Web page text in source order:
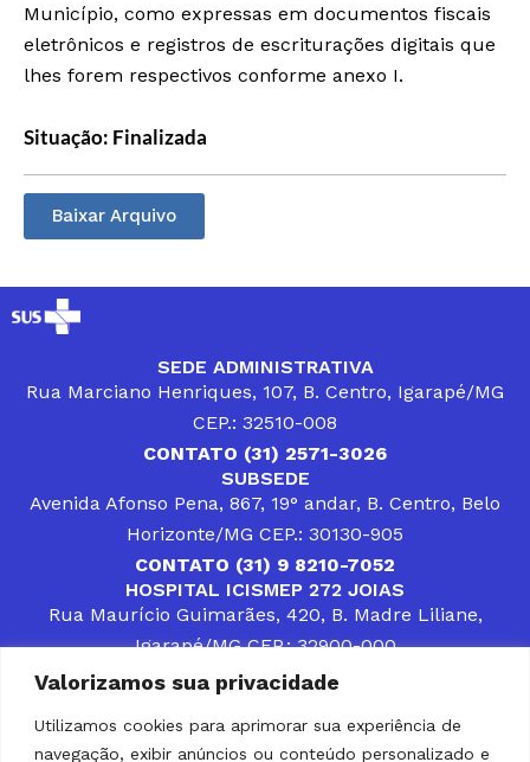
Valorizamos sua privacidade
Utilizamos cookies para aprimorar sua experiência de
navegação, exibir anúncios ou conteúdo personalizado e
Município, como expressas em documentos fiscais
eletrônicos e registros de escriturações digitais que
lhes forem respectivos conforme anexo I.
Situação: Finalizada
Baixar Arquivo
SEDE ADMINISTRATIVA
Rua Marciano Henriques, 107, B. Centro, Igarapé/MG
CEP.: 32510-008
CONTATO (31) 2571-3026
SUBSEDE
Avenida Afonso Pena, 867, 19° andar, B. Centro, Belo
Horizonte/MG CEP.: 30130-905
CONTATO (31) 9 8210-7052
HOSPITAL ICISMEP 272 JOIAS
Rua Maurício Guimarães, 420, B. Madre Liliane,
Igarapé/MG CEP.: 32900-000
CONTATOS (31) 3512-4400 ou (31) 9 8309-8660
DESENVOLVER SOLUÇÕES, AÇÕES E SERVIÇOS
PÚBLICOS QUE COMPLEMENTEM A ASSISTÊNCIA À
POPULAÇÃO DA REGIÃO EM QUE ATUA, SENDO